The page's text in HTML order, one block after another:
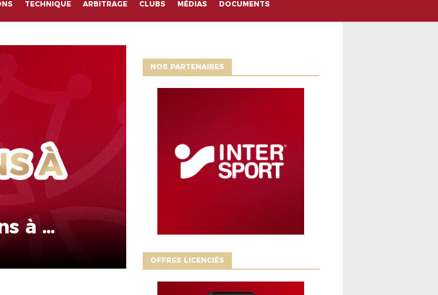
TECHNIQUE ARBITRAGE CLUBS MÉDIAS DOCUMENTS
à …
NOS PARTENAIRES
OFFRES LICENCIÉS